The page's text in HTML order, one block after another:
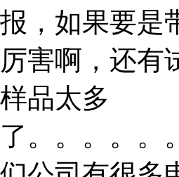
报，如果要是
厉害啊，还有
样品太多
了。。。。。